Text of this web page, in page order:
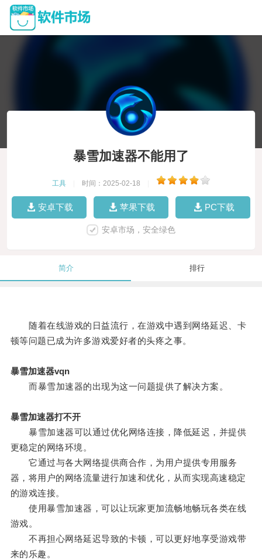
暴雪加速器不能用了
工具 时间：2025-02-18
安卓下载 苹果下载 PC下载
安卓市场，安全绿色
简介 排行
随着在线游戏的日益流行，在游戏中遇到网络延迟、卡
顿等问题已成为许多游戏爱好者的头疼之事。
暴雪加速器vqn
而暴雪加速器的出现为这一问题提供了解决方案。
暴雪加速器打不开
暴雪加速器可以通过优化网络连接，降低延迟，并提供
更稳定的网络环境。
它通过与各大网络提供商合作，为用户提供专用服务
器，将用户的网络流量进行加速和优化，从而实现高速稳定
的游戏连接。
使用暴雪加速器，可以让玩家更加流畅地畅玩各类在线
游戏。
不再担心网络延迟导致的卡顿，可以更好地享受游戏带
来的乐趣。